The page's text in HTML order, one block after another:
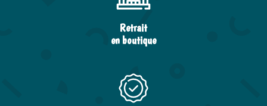
Retrait
en boutique